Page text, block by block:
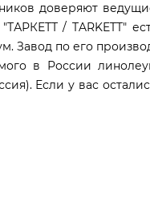
доверяют
/ TARKETT"
Завод по его
в России
Если у вас